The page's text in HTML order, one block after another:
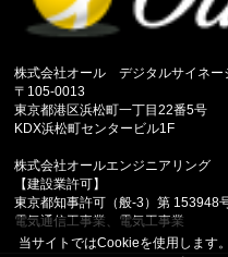
当サイトではCookieを使用します
株式会社オール デジタルサイネー
〒105-0013
東京都港区浜松町一丁目22番5号
KDX浜松町センタービル1F
株式会社オールエンジニアリング
【建設業許可】
東京都知事許可（般-3）第 153948
電気通信工事業、電気工事業